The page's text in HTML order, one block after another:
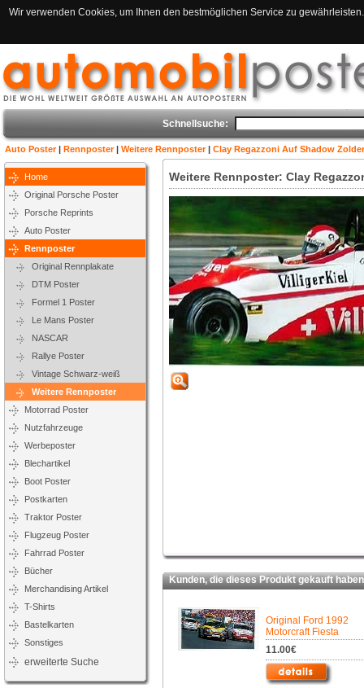
Wir verwenden Cookies, um Ihnen den bestmöglichen Service zu
Schnellsuche:
Auto Poster| Rennposter| Weitere Rennposter| Clay Regazzoni Auf Shadow Zolder
Home
Original Porsche Poster
Porsche Reprints
Auto Poster
Rennposter
Original Rennplakate
DTM Poster
Formel 1 Poster
Le Mans Poster
NASCAR
Rallye Poster
Vintage Schwarz-weiß
Weitere Rennposter
Motorrad Poster
Nutzfahrzeuge
Werbeposter
Blechartikel
Boot Poster
Postkarten
Traktor Poster
Flugzeug Poster
Fahrrad Poster
Bücher
Merchandising Artikel
T-Shirts
Bastelkarten
Sonstiges
erweiterte Suche
Weitere Rennposter: Clay
Kunden, die dieses Produkt gekauft
Original Ford 1992
Motorcraft Fiesta
11.00€